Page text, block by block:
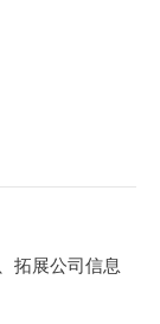
拓展公司信息